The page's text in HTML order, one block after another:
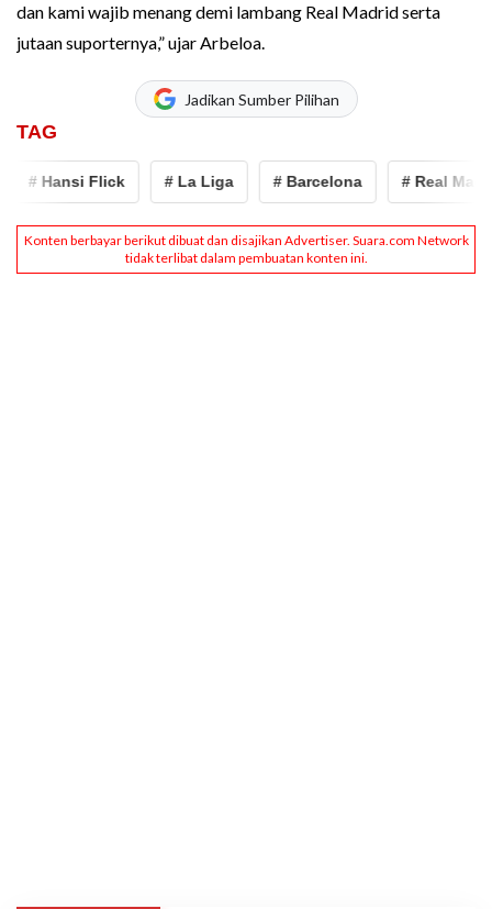
dan kami wajib menang demi lambang Real Madrid serta
jutaan suporternya,” ujar Arbeloa.
Jadikan Sumber Pilihan
TAG
# Hansi Flick # La Liga # Barcelona # Real Madrid